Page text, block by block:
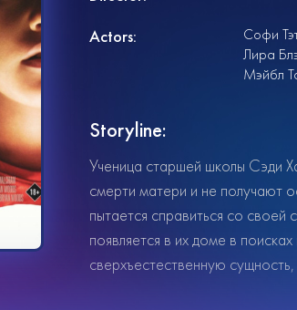
Actors: Софи
Лира
Мэйбл
Storyline:
Ученица старшей школы Сэди
смерти матери и не получают
пытается справиться со
появляется в их доме в
сверхъестественную